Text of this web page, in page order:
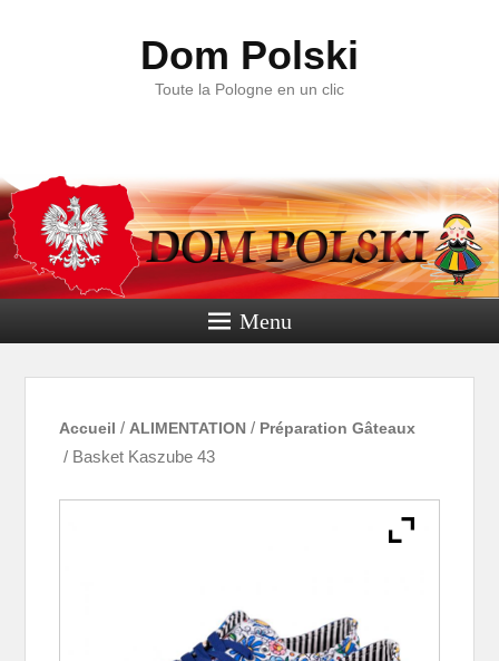
Dom Polski
Toute la Pologne en un clic
Menu
Accueil / ALIMENTATION / Préparation Gâteaux
/ Basket Kaszube 43